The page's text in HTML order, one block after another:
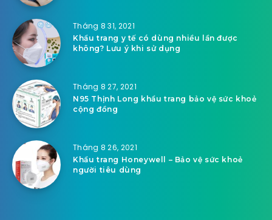
Tháng 8 31, 2021
Khẩu trang y tế có dùng nhiều lần được
không? Lưu ý khi sử dụng
Tháng 8 27, 2021
N95 Thịnh Long khẩu trang bảo vệ sức khoẻ
cộng đồng
Tháng 8 26, 2021
Khẩu trang Honeywell – Bảo vệ sức khoẻ
người tiêu dùng